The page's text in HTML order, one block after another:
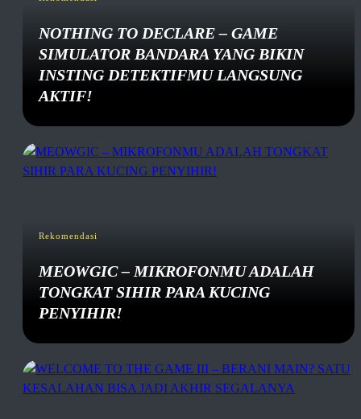
NOTHING TO DECLARE – GAME
SIMULATOR BANDARA YANG BIKIN
INSTING DETEKTIFMU LANGSUNG
AKTIF!
Rekomendasi
MEOWGIC – MIKROFONMU ADALAH
TONGKAT SIHIR PARA KUCING
PENYIHIR!